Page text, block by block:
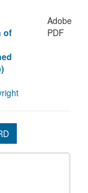
of
Adobe
PDF